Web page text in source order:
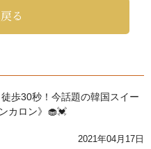
る
歩30秒！今話題の韓国スイー
カロン》🧁💓
2021年04月17日